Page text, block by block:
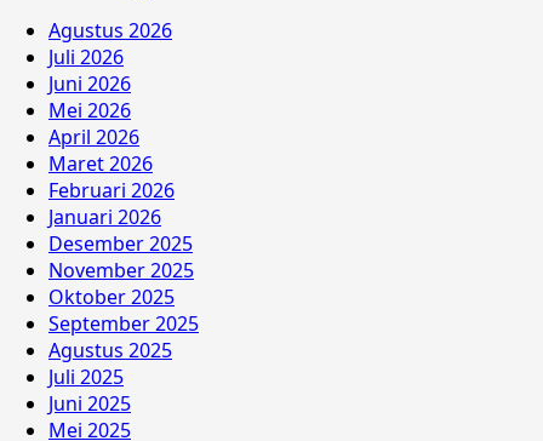
Agustus 2026
Juli 2026
Juni 2026
Mei 2026
April 2026
Maret 2026
Februari 2026
Januari 2026
Desember 2025
November 2025
Oktober 2025
September 2025
Agustus 2025
Juli 2025
Juni 2025
Mei 2025